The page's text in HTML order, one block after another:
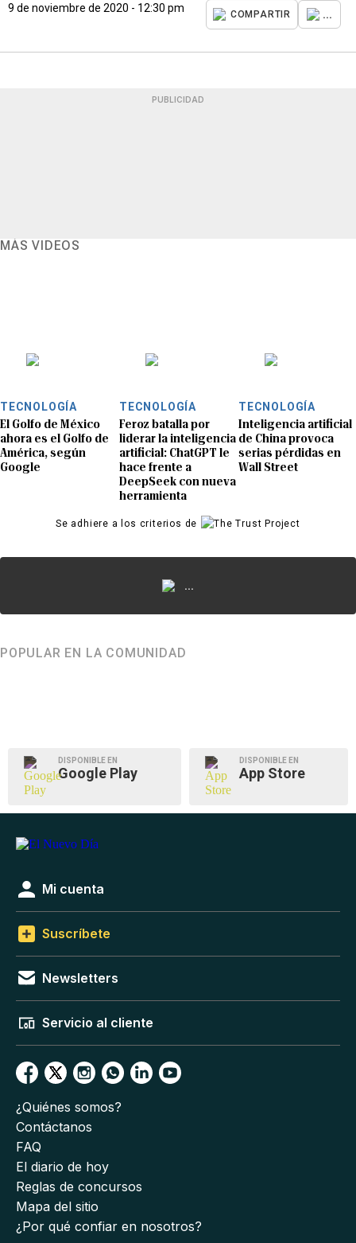
9 de noviembre de 2020 - 12:30 pm
COMPARTIR ...
PUBLICIDAD
MÁS VIDEOS
TECNOLOGÍA
El Golfo de México
ahora es el Golfo de
América, según
Google
TECNOLOGÍA
Feroz batalla por
liderar la inteligencia
artificial: ChatGPT le
hace frente a
DeepSeek con nueva
herramienta
TECNOLOGÍA
Inteligencia artificial
de China provoca
serias pérdidas en
Wall Street
Se adhiere a los criterios de
...
POPULAR EN LA COMUNIDAD
DISPONIBLE EN
Google Play
DISPONIBLE EN
App Store
Mi cuenta
Suscríbete
Newsletters
Servicio al cliente
¿Quiénes somos?
Contáctanos
FAQ
El diario de hoy
Reglas de concursos
Mapa del sitio
¿Por qué confiar en nosotros?